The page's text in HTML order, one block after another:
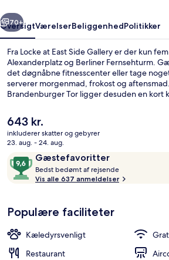
Næste
70+
OversigtVærelserBeliggenhedPolitikker
Fra Locke at East Side Gallery er der kun
Alexanderplatz og Berliner Fernsehturm.
det døgnåbne fitnesscenter eller tage
serverer morgenmad, frokost og
Brandenburger Tor ligger desuden en kort
Overnatningsstedet ligger kun en kort
Schlesisches Tor U-Bahn ligger 14 minutter
Den
nuværende
pris
643 kr.
643 kr.
inkluderer skatter og gebyrer
23. aug. - 24. aug.
AnmeldelserGæstefavoritter
9,6
ud
af
Gæstefavoritter
Bedst bedømt af rejsende
e
Vis alle 637 anmeldelser
Populære faciliteter
Kæledyrsvenligt
Restaurant